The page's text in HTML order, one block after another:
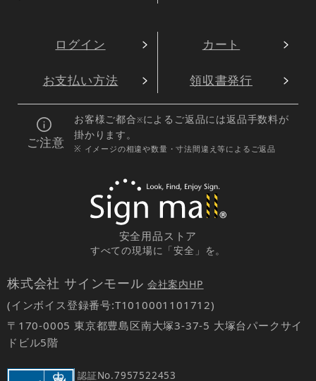
ログイン カート
お支払い方法 領収書発行
ご注意
お客様ご都合※によるご返品には返品手数料が
掛かります。
※ イメージの相違や数量・寸法間違え等によるご返品
安全用品ストア
すべての現場に「安全」を。
株式会社 サインモール 会社案内HP
(インボイス登録番号:T1010001101712)
〒170-0005 東京都豊島区南大塚3-37-5 大塚台パークサイ
ドビル5階
認証No.7957522453